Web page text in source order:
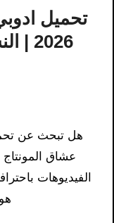
تحميل
هل تبحث عن
عشاق